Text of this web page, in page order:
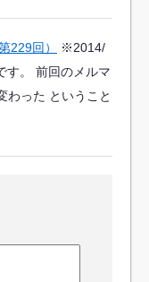
229回）
※2014/
す。 前回のメルマ
わった ということ